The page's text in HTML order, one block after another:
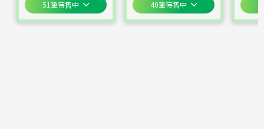
51筆待售中 40筆待售中